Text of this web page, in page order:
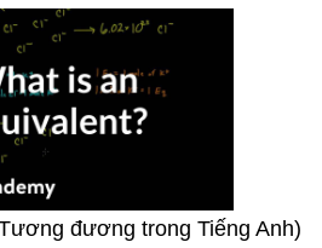
đương trong Tiếng Anh)